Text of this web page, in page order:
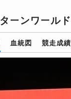
ーンワールド
血統図 競走成績